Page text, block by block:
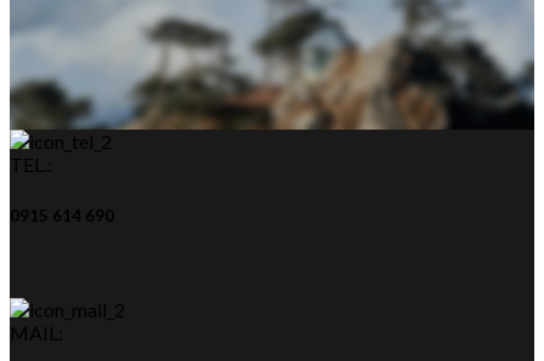
TEL.:
0915 614 690
MAIL: